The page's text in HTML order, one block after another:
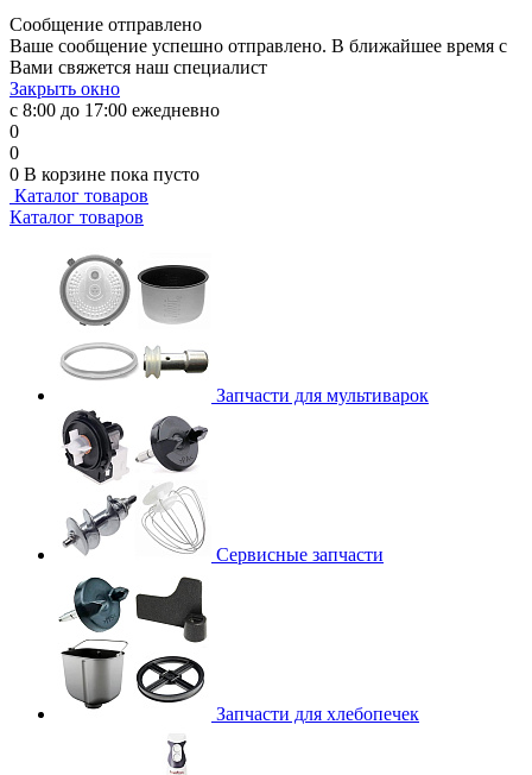
Сообщение отправлено
Ваше сообщение успешно отправлено. В ближайшее время с
Вами свяжется наш специалист
Закрыть окно
с 8:00 до 17:00 ежедневно
0
0
0 В корзине пока пусто
Каталог товаров
Каталог товаров
Запчасти для мультиварок
Сервисные запчасти
Запчасти для хлебопечек